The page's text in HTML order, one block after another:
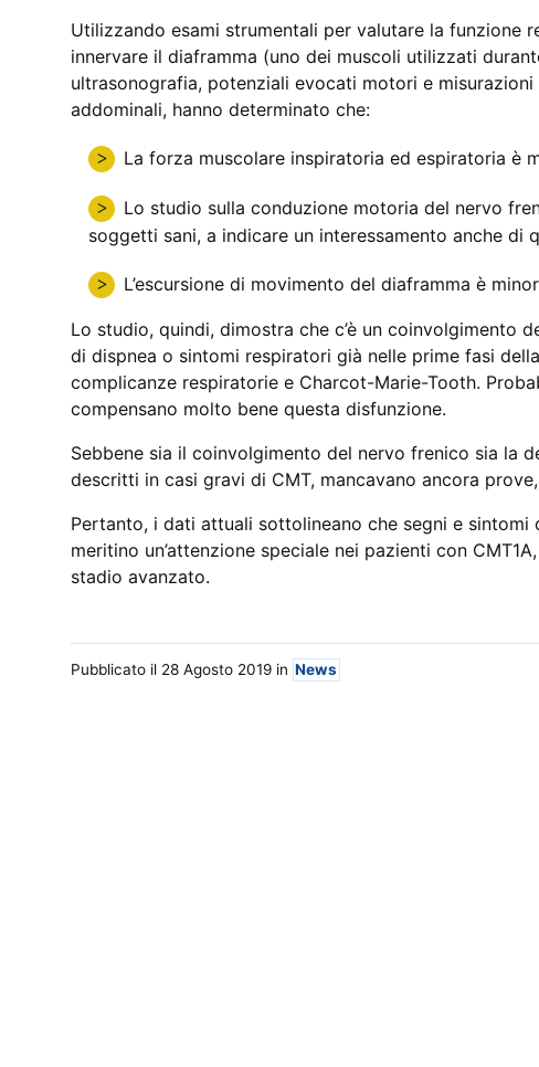
Utilizzando esami strumentali per valutare la funzione
innervare il diaframma (uno dei muscoli utilizzati
ultrasonografia, potenziali evocati motori e
addominali, hanno determinato che:
La forza muscolare inspiratoria ed espiratoria è
Lo studio sulla conduzione motoria del nervo
soggetti sani, a indicare un interessamento anche di
L’escursione di movimento del diaframma è
Lo studio, quindi, dimostra che c’è un coinvolgimento
di dispnea o sintomi respiratori già nelle prime fasi
complicanze respiratorie e Charcot-Marie-Tooth.
compensano molto bene questa disfunzione.
Sebbene sia il coinvolgimento del nervo frenico sia la
descritti in casi gravi di CMT, mancavano ancora
Pertanto, i dati attuali sottolineano che segni e
meritino un’attenzione speciale nei pazienti con
stadio avanzato.
Pubblicato il 28 Agosto 2019 in News